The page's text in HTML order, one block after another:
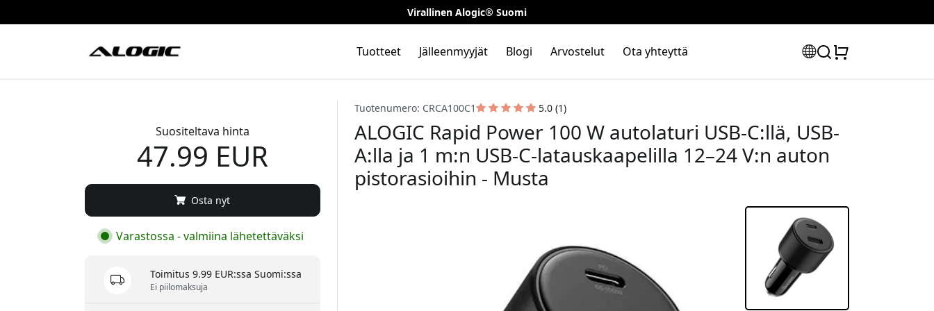
Virallinen Alogic® Suomi
Tuotteet Jälleenmyyjät Blogi Arvostelut Ota yhteyttä
Tuotenumero: CRCA100C1 5.0 (1)
ALOGIC Rapid Power 100 W autolaturi USB-C:llä, USB-
A:lla ja 1 m:n USB-C-latauskaapelilla 12–24 V:n auton
pistorasioihin - Musta
Suositeltava hinta
47.99 EUR
Osta nyt
Varastossa - valmiina lähetettäväksi
Toimitus 9.99 EUR:ssa Suomi:ssa
Ei piilomaksuja